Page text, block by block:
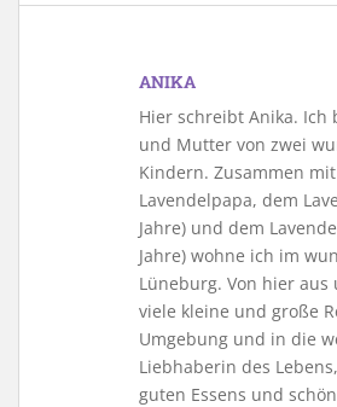
ANIKA
Hier schreibt Anika. Ich
und Mutter von zwei
Kindern. Zusammen
Lavendelpapa, dem
Jahre) und dem
Jahre) wohne ich im
Lüneburg. Von hier
viele kleine und große
Umgebung und in die
Liebhaberin des
guten Essens und